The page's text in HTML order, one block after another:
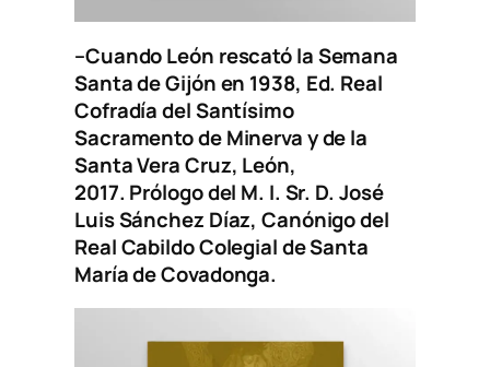
–Cuando León rescató la Semana
Santa de Gijón en 1938, Ed. Real
Cofradía del Santísimo
Sacramento de Minerva y de la
Santa Vera Cruz, León,
2017. Prólogo del M. I. Sr. D. José
Luis Sánchez Díaz, Canónigo del
Real Cabildo Colegial de Santa
María de Covadonga.